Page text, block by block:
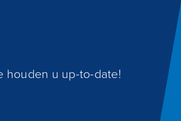
houden u up-to-date!